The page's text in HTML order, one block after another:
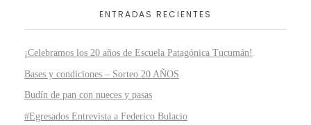
ENTRADAS RECIENTES
¡Celebramos los 20 años de Escuela Patagónica Tucumán!
Bases y condiciones – Sorteo 20 AÑOS
Budín de pan con nueces y pasas
#Egresados Entrevista a Federico Bulacio